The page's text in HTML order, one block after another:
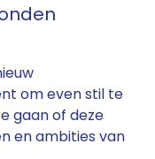
om even stil te
gaan of deze
en ambities van